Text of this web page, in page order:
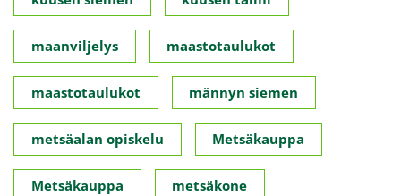
maanviljelys maastotaulukot
maastotaulukot männyn siemen
metsäalan opiskelu Metsäkauppa
Metsäkauppa metsäkone